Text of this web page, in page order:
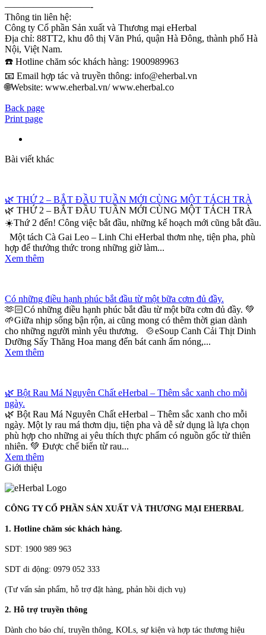
—————————-
Thông tin liên hệ:
Công ty Cổ phần Sản xuất và Thương mại eHerbal
Địa chỉ: 88TT2, khu đô thị Văn Phú, quận Hà Đông, thành phố Hà
Nội, Việt Nam.
☎️ Hotline chăm sóc khách hàng: 1900989963
📧 Email hợp tác và truyền thông: info@eherbal.vn
🌐Website: www.eherbal.vn/ www.eherbal.co
Back page
Print page
Bài viết khác
🌿 THỨ 2 – BẮT ĐẦU TUẦN MỚI CÙNG MỘT TÁCH TRÀ
🌿 THỨ 2 – BẮT ĐẦU TUẦN MỚI CÙNG MỘT TÁCH TRÀ
☀️Thứ 2 đến! Công việc bắt đầu, những kế hoạch mới cũng bắt đầu.
Một tách Cà Gai Leo – Linh Chi eHerbal thơm nhẹ, tiện pha, phù
hợp để thưởng thức trong những giờ làm...
Xem thêm
Có những điều hạnh phúc bắt đầu từ một bữa cơm đủ đầy.
🫶🏻Có những điều hạnh phúc bắt đầu từ một bữa cơm đủ đầy. 💚
🌱Giữa nhịp sống bận rộn, ai cũng mong có thêm thời gian dành
cho những người mình yêu thương. 🍲eSoup Canh Cải Thịt Dinh
Dưỡng Sấy Thăng Hoa mang đến bát canh ấm nóng,...
Xem thêm
🌿 Bột Rau Má Nguyên Chất eHerbal – Thêm sắc xanh cho mỗi
ngày.
🌿 Bột Rau Má Nguyên Chất eHerbal – Thêm sắc xanh cho mỗi
ngày. Một ly rau má thơm dịu, tiện pha và dễ sử dụng là lựa chọn
phù hợp cho những ai yêu thích thực phẩm có nguồn gốc từ thiên
nhiên. 💚 Được chế biến từ rau...
Xem thêm
Giới thiệu
CÔNG TY CỔ PHẦN SẢN XUẤT VÀ THƯƠNG MẠI EHERBAL
1. Hotline chăm sóc khách hàng.
SDT: 1900 989 963
SDT di động: 0979 052 333
(Tư vấn sản phẩm, hỗ trợ đặt hàng, phản hồi dịch vụ)
2. Hỗ trợ truyền thông
Dành cho báo chí, truyền thông, KOLs, sự kiện và hợp tác thương hiệu